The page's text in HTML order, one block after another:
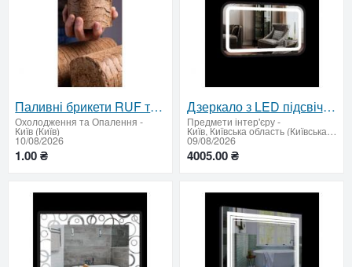
Паливні брикети RUF та Nestro для підприємств | від 22 т
Охолодження та Опалення -
Київ (Київ)
10/08/2026
1.00 ₴
Дзеркало з LED підсвічуванням 600 х 1000 мм.
Предмети інтер'єру-
Київ, Київська область (Київська область - продати купити)
09/08/2026
4005.00 ₴